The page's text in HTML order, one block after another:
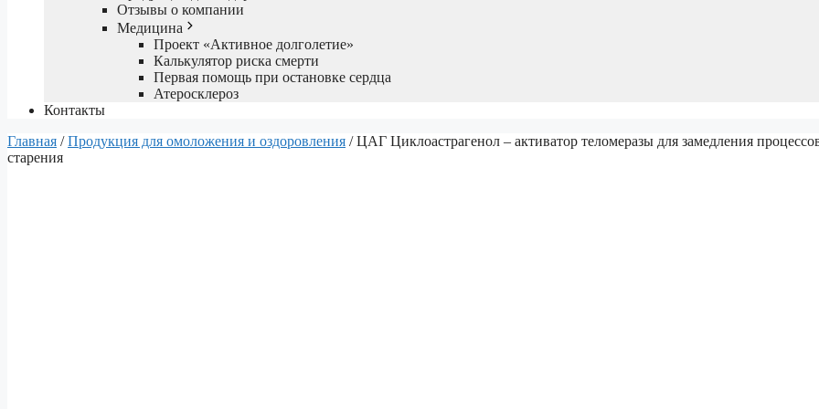
Отзывы о компании
Медицина
Проект «Активное долголетие»
Калькулятор риска смерти
Первая помощь при остановке сердца
Атеросклероз
Контакты
Главная /Продукция для омоложения и оздоровления / ЦАГ Циклоастрагенол – активатор теломеразы для замедления
старения